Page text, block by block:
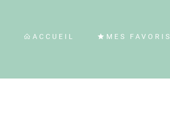
ACCUEIL MES FAVORIS